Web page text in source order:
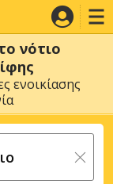
νότιο
ενοικίασης